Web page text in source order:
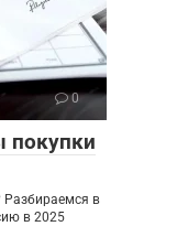
0
покупки
Разбираемся в
в 2025